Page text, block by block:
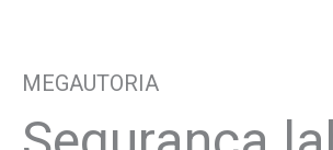
MEGAUTORIA